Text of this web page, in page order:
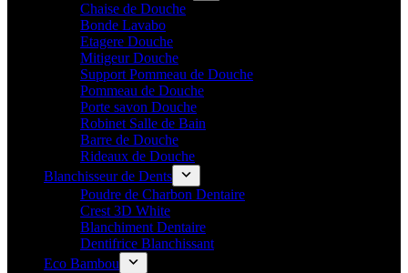
Chaise de Douche
Bonde Lavabo
Etagere Douche
Mitigeur Douche
Support Pommeau de Douche
Pommeau de Douche
Porte savon Douche
Robinet Salle de Bain
Barre de Douche
Rideaux de Douche
Blanchisseur de Dents
Poudre de Charbon Dentaire
Crest 3D White
Blanchiment Dentaire
Dentifrice Blanchissant
Eco Bambou